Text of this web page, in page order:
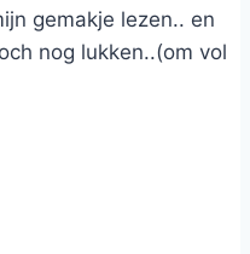
gemakje lezen.. en
nog lukken..(om vol